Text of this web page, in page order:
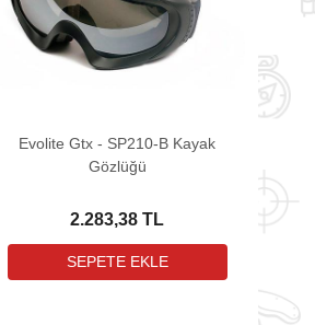
Evolite Gtx - SP210-B Kayak
Gözlüğü
2.283,38 TL